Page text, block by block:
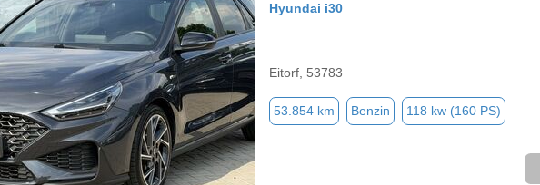
Hyundai i30
Eitorf, 53783
53.854 km Benzin 118 kw (160 PS)